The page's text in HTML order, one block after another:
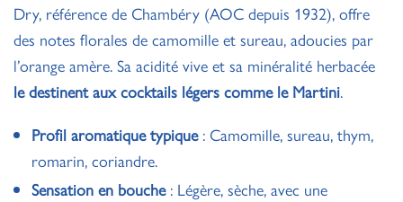
Dry, référence de Chambéry (AOC depuis 1932), offre
des notes florales de camomille et sureau, adoucies par
l’orange amère. Sa acidité vive et sa minéralité herbacée
le destinent aux cocktails légers comme le Martini.
Profil aromatique typique: Camomille, sureau, thym,
romarin, coriandre.
Sensation en bouche: Légère, sèche, avec une